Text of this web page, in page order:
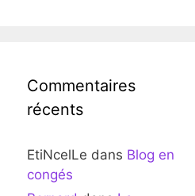
Commentaires
récents
EtiNcelLe dans Blog en
congés